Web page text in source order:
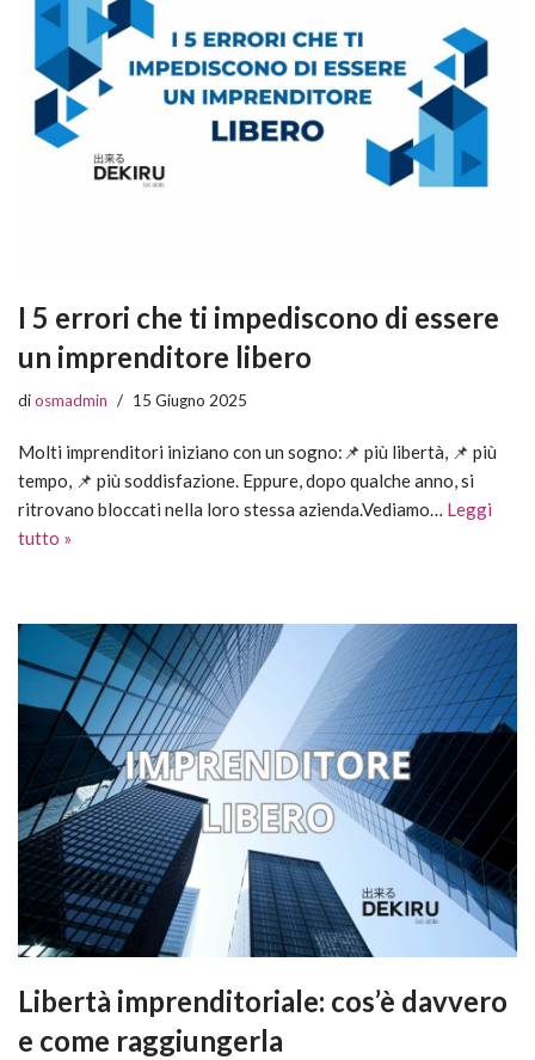
I 5 errori che ti impediscono di essere
un imprenditore libero
diosmadmin 15 Giugno 2025
Molti imprenditori iniziano con un sogno:📌 più libertà, 📌 più
tempo, 📌 più soddisfazione. Eppure, dopo qualche anno, si
ritrovano bloccati nella loro stessa azienda.Vediamo… Leggi
tutto »
Libertà imprenditoriale: cos’è davvero
e come raggiungerla